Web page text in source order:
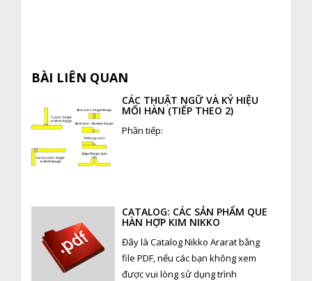
BÀI LIÊN QUAN
CÁC THUẬT NGỮ VÀ KÝ HIỆU
MỐI HÀN (TIẾP THEO 2)
Phần tiếp:
CATALOG: CÁC SẢN PHẨM QUE
HÀN HỢP KIM NIKKO
Đây là Catalog Nikko Ararat bằng
file PDF, nếu các bạn không xem
được vui lòng sử dụng trình